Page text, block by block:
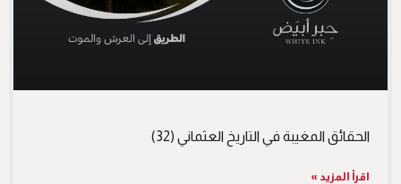
الحقائق المغيبة في التاريخ العثماني (32)
اقرأ المزيد »